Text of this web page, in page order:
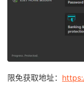
限免获取地址：